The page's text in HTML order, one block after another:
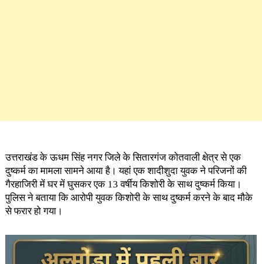
उत्तराखंड के ऊधम सिंह नगर जिले के सितारगंज कोतवाली क्षेत्र से एक
दुष्कर्म का मामला सामने आया है। यहां एक शादीशुदा युवक ने परिजनों की
गैरहाजिरी में घर में घुसकर एक 13 वर्षीय किशोरी के साथ दुष्कर्म किया।
पुलिस ने बताया कि आरोपी युवक किशोरी के साथ दुष्कर्म करने के बाद मौके
से फरार हो गया।